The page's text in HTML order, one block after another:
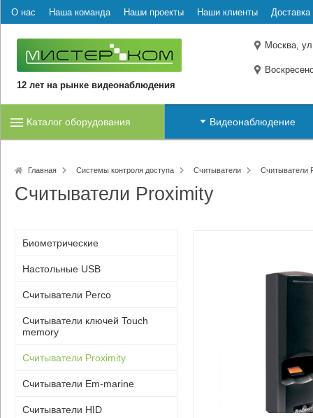
О нас Наша команда Наши проекты Наши клиенты Доставка
12 лет на рынке видеонаблюдения
Москва,
Каталог оборудования Видеонаблюдение
Главная Системы контроля доступа Считыватели Считыватели
Считыватели Proximity
Биометрические
Настольные USB
Считыватели Perco
Считыватели ключей Touch
memory
Считыватели Proximity
Считыватели Em-marine
Считыватели HID